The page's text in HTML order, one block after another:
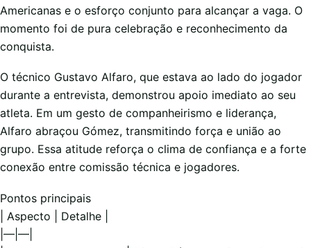
Americanas e o esforço conjunto para alcançar a vaga. O
momento foi de pura celebração e reconhecimento da
conquista.
O técnico Gustavo Alfaro, que estava ao lado do jogador
durante a entrevista, demonstrou apoio imediato ao seu
atleta. Em um gesto de companheirismo e liderança,
Alfaro abraçou Gómez, transmitindo força e união ao
grupo. Essa atitude reforça o clima de confiança e a forte
conexão entre comissão técnica e jogadores.
Pontos principais
| Aspecto | Detalhe |
|—|—|